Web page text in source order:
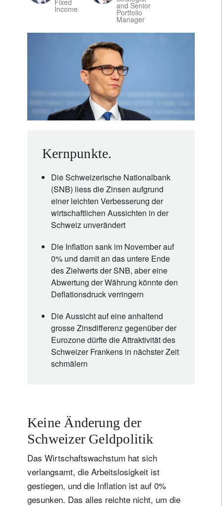
Fixed
Income and Senior
Portfolio
Manager
Kernpunkte.
Die Schweizerische Nationalbank
(SNB) liess die Zinsen aufgrund
einer leichten Verbesserung der
wirtschaftlichen Aussichten in der
Schweiz unverändert
Die Inflation sank im November auf
0% und damit an das untere Ende
des Zielwerts der SNB, aber eine
Abwertung der Währung könnte den
Deflationsdruck verringern
Die Aussicht auf eine anhaltend
grosse Zinsdifferenz gegenüber der
Eurozone dürfte die Attraktivität des
Schweizer Frankens in nächster Zeit
schmälern
Keine Änderung der
Schweizer Geldpolitik
Das Wirtschaftswachstum hat sich
verlangsamt, die Arbeitslosigkeit ist
gestiegen, und die Inflation ist auf 0%
gesunken. Das alles reichte nicht, um die